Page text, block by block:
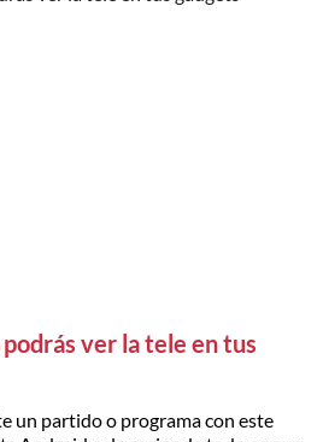
ver la tele en tus
un partido o programa con este